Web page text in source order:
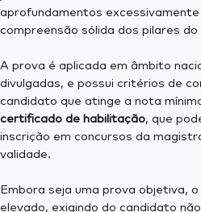
aprofundamentos
compreensão sólida dos pilares
A prova é aplicada em âmbito
divulgadas, e possui critérios de
candidato que atinge a nota
certificado de habilitação, que
inscrição em concursos da
validade.
Embora seja uma prova objetiva,
elevado, exigindo do candidato